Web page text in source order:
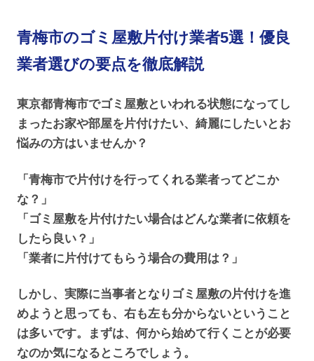
青梅市のゴミ屋敷片付け業者5選！優良
業者選びの要点を徹底解説
東京都青梅市でゴミ屋敷といわれる状態になってし
まったお家や部屋を片付けたい、綺麗にしたいとお
悩みの方はいませんか？
「青梅市で片付けを行ってくれる業者ってどこか
な？」
「ゴミ屋敷を片付けたい場合はどんな業者に依頼を
したら良い？」
「業者に片付けてもらう場合の費用は？」
しかし、実際に当事者となりゴミ屋敷の片付けを進
めようと思っても、右も左も分からないということ
は多いです。まずは、何から始めて行くことが必要
なのか気になるところでしょう。